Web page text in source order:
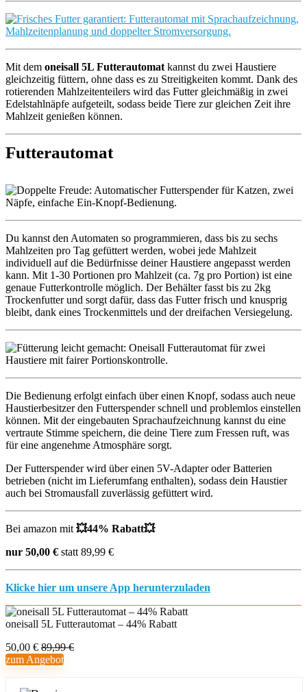
Mit dem oneisall 5L Futterautomat kannst du zwei Haustiere
gleichzeitig füttern, ohne dass es zu Streitigkeiten kommt. Dank des
rotierenden Mahlzeitenteilers wird das Futter gleichmäßig in zwei
Edelstahlnäpfe aufgeteilt, sodass beide Tiere zur gleichen Zeit ihre
Mahlzeit genießen können.
Futterautomat
Du kannst den Automaten so programmieren, dass bis zu sechs
Mahlzeiten pro Tag gefüttert werden, wobei jede Mahlzeit
individuell auf die Bedürfnisse deiner Haustiere angepasst werden
kann. Mit 1-30 Portionen pro Mahlzeit (ca. 7g pro Portion) ist eine
genaue Futterkontrolle möglich. Der Behälter fasst bis zu 2kg
Trockenfutter und sorgt dafür, dass das Futter frisch und knusprig
bleibt, dank eines Trockenmittels und der dreifachen Versiegelung.
Die Bedienung erfolgt einfach über einen Knopf, sodass auch neue
Haustierbesitzer den Futterspender schnell und problemlos einstellen
können. Mit der eingebauten Sprachaufzeichnung kannst du eine
vertraute Stimme speichern, die deine Tiere zum Fressen ruft, was
für eine angenehme Atmosphäre sorgt.
Der Futterspender wird über einen 5V-Adapter oder Batterien
betrieben (nicht im Lieferumfang enthalten), sodass dein Haustier
auch bei Stromausfall zuverlässig gefüttert wird.
Bei amazon mit 💥44% Rabatt💥
nur 50,00 € statt 89,99 €
Klicke hier um unsere App herunterzuladen
oneisall 5L Futterautomat – 44% Rabatt
50,00 € 89,99 €
zum Angebot